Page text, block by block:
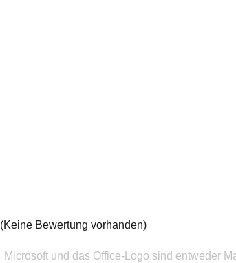
(Keine Bewertung vorhanden)
Microsoft und das Office-Logo sind entweder